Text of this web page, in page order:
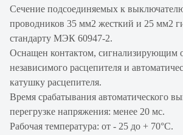
Сечение подсоединяемых к
проводников 35 мм2 жесткий и 25 мм2
стандарту МЭК 60947-2.
Оснащен контактом, сигнализирующим
независимого расцепителя и
катушку расцепителя.
Время срабатывания автоматического
перегрузке напряжения: менее 20 мс.
Рабочая температура: от - 25 до + 70°С.